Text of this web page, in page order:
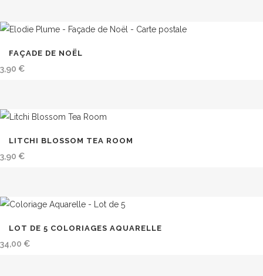
FAÇADE DE NOËL
3,90 €
LITCHI BLOSSOM TEA ROOM
3,90 €
LOT DE 5 COLORIAGES AQUARELLE
34,00 €